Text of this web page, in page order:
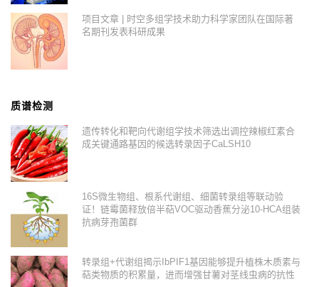
项目文章 | 时空多组学技术助力科学家团队在国际著
名期刊发表科研成果
质谱检测
遗传转化和靶向代谢组学技术筛选出调控辣椒红素合
成关键通路基因的候选转录因子CaLSH10
16S微生物组、根系代谢组、细菌转录组等联动验
证！链霉菌释放倍半萜VOC驱动香蕉分泌10-HCA组装
抗病芽孢菌群
转录组+代谢组揭示IbPIF1基因能够提升植株木质素与
萜类物质的积累量，进而增强甘薯对茎线虫病的抗性